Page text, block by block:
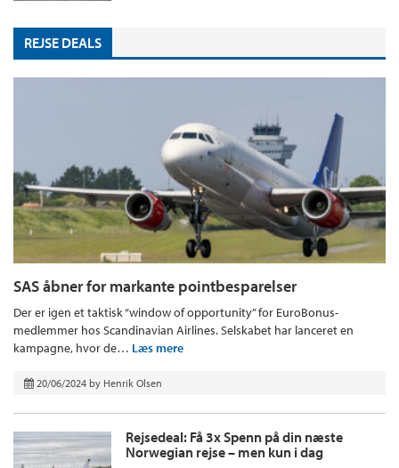
REJSE DEALS
SAS åbner for markante pointbesparelser
Der er igen et taktisk “window of opportunity” for EuroBonus-
medlemmer hos Scandinavian Airlines. Selskabet har lanceret en
kampagne, hvor de… Læs mere
20/06/2024 by Henrik Olsen
Rejsedeal: Få 3x Spenn på din næste
Norwegian rejse – men kun i dag